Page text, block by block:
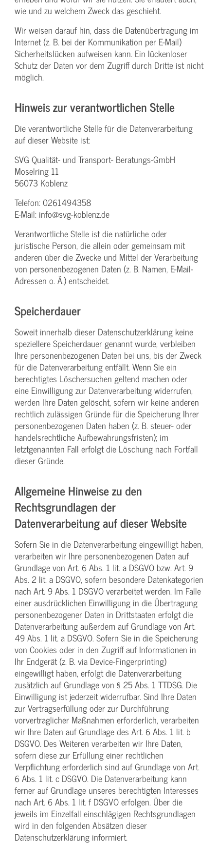
wie und zu welchem Zweck das geschieht.
Wir weisen darauf hin, dass die Datenübertragung im
Internet (z. B. bei der Kommunikation per E-Mail)
Sicherheitslücken aufweisen kann. Ein lückenloser
Schutz der Daten vor dem Zugriff durch Dritte ist nicht
möglich.
Hinweis zur verantwortlichen Stelle
Die verantwortliche Stelle für die Datenverarbeitung
auf dieser Website ist:
SVG Qualität- und Transport- Beratungs-GmbH
Moselring 11
56073 Koblenz
Telefon: 0261494358
E-Mail: info@svg-koblenz.de
Verantwortliche Stelle ist die natürliche oder
juristische Person, die allein oder gemeinsam mit
anderen über die Zwecke und Mittel der Verarbeitung
von personenbezogenen Daten (z. B. Namen, E-Mail-
Adressen o. Ä.) entscheidet.
Speicherdauer
Soweit innerhalb dieser Datenschutzerklärung keine
speziellere Speicherdauer genannt wurde, verbleiben
Ihre personenbezogenen Daten bei uns, bis der Zweck
für die Datenverarbeitung entfällt. Wenn Sie ein
berechtigtes Löschersuchen geltend machen oder
eine Einwilligung zur Datenverarbeitung widerrufen,
werden Ihre Daten gelöscht, sofern wir keine anderen
rechtlich zulässigen Gründe für die Speicherung Ihrer
personenbezogenen Daten haben (z. B. steuer- oder
handelsrechtliche Aufbewahrungsfristen); im
letztgenannten Fall erfolgt die Löschung nach Fortfall
dieser Gründe.
Allgemeine Hinweise zu den
Rechtsgrundlagen der
Datenverarbeitung auf dieser Website
Sofern Sie in die Datenverarbeitung eingewilligt haben,
verarbeiten wir Ihre personenbezogenen Daten auf
Grundlage von Art. 6 Abs. 1 lit. a DSGVO bzw. Art. 9
Abs. 2 lit. a DSGVO, sofern besondere Datenkategorien
nach Art. 9 Abs. 1 DSGVO verarbeitet werden. Im Falle
einer ausdrücklichen Einwilligung in die Übertragung
personenbezogener Daten in Drittstaaten erfolgt die
Datenverarbeitung außerdem auf Grundlage von Art.
49 Abs. 1 lit. a DSGVO. Sofern Sie in die Speicherung
von Cookies oder in den Zugriff auf Informationen in
Ihr Endgerät (z. B. via Device-Fingerprinting)
eingewilligt haben, erfolgt die Datenverarbeitung
zusätzlich auf Grundlage von § 25 Abs. 1 TTDSG. Die
Einwilligung ist jederzeit widerrufbar. Sind Ihre Daten
zur Vertragserfüllung oder zur Durchführung
vorvertraglicher Maßnahmen erforderlich, verarbeiten
wir Ihre Daten auf Grundlage des Art. 6 Abs. 1 lit. b
DSGVO. Des Weiteren verarbeiten wir Ihre Daten,
sofern diese zur Erfüllung einer rechtlichen
Verpflichtung erforderlich sind auf Grundlage von Art.
6 Abs. 1 lit. c DSGVO. Die Datenverarbeitung kann
ferner auf Grundlage unseres berechtigten Interesses
nach Art. 6 Abs. 1 lit. f DSGVO erfolgen. Über die
jeweils im Einzelfall einschlägigen Rechtsgrundlagen
wird in den folgenden Absätzen dieser
Datenschutzerklärung informiert.